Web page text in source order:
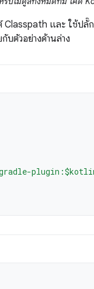
Classpath และ ใช้ป
ตัวอย่างด้านล่าง